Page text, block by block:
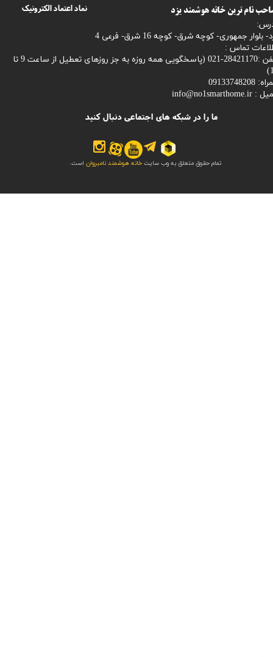
تمام حقوق متعلق به وب سایت خانه هوشمند نامبروان است.
بلوار جمهوری- کوچه شرق- کوچه 16 شرق- فرعی 4
تماس :
021 (
پاسخگویی همه روزه به جز روزهای تعطیل از ساعت 9 تا
09133748208
:
info@no1smarthome.ir
ما را در شبکه های اجتماعی دنبال کنید
نماد اعتماد الکترونیک نام ترین خانه هوشمند یزد